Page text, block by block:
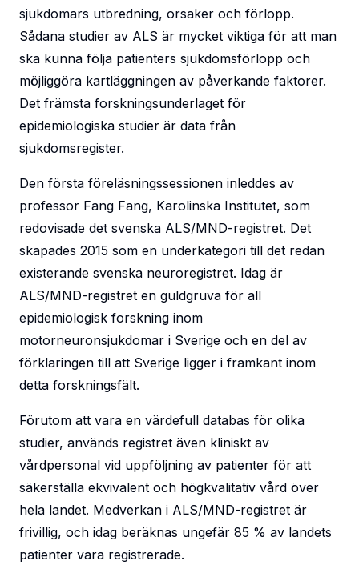
sjukdomars utbredning, orsaker och förlopp.
Sådana studier av ALS är mycket viktiga för att man
ska kunna följa patienters sjukdomsförlopp och
möjliggöra kartläggningen av påverkande faktorer.
Det främsta forskningsunderlaget för
epidemiologiska studier är data från
sjukdomsregister.
Den första föreläsningssessionen inleddes av
professor Fang Fang, Karolinska Institutet, som
redovisade det svenska ALS/MND-registret. Det
skapades 2015 som en underkategori till det redan
existerande svenska neuroregistret. Idag är
ALS/MND-registret en guldgruva för all
epidemiologisk forskning inom
motorneuronsjukdomar i Sverige och en del av
förklaringen till att Sverige ligger i framkant inom
detta forskningsfält.
Förutom att vara en värdefull databas för olika
studier, används registret även kliniskt av
vårdpersonal vid uppföljning av patienter för att
säkerställa ekvivalent och högkvalitativ vård över
hela landet. Medverkan i ALS/MND-registret är
frivillig, och idag beräknas ungefär 85 % av landets
patienter vara registrerade.